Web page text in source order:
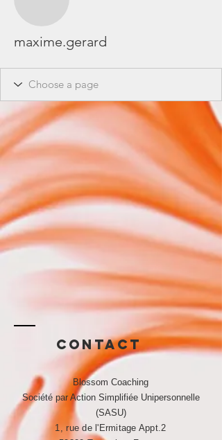
maxime.gerard
Contact
Blossom Coaching
Société par Action Simplifiée Unipersonnelle
(SASU)
1, rue de l'Ermitage Appt.2